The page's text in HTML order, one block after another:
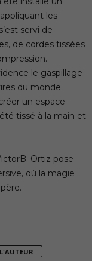
les
servi de
de cordes tissées
le gaspillage
du monde
un espace
tissé à la main et
Ortiz pose
où la magie